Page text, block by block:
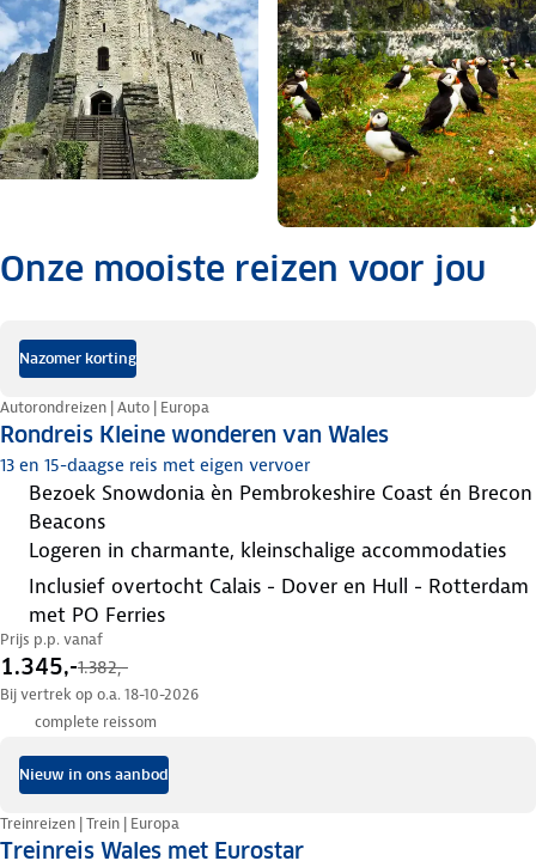
.Onze mooiste reizen voor jou
Nazomer korting
Rondreis Kleine wonderen van Wales
Autorondreizen | Auto | Europa
13 en 15-daagse reis met eigen vervoer
bezoek Snowdonia èn Pembrokeshire Coast én Brecon
Beacons
logeren in charmante, kleinschalige accommodaties
inclusief overtocht Calais - Dover en Hull - Rotterdam
met PO Ferries
Prijs p.p. vanaf
1.345,-1.382,-
Bij vertrek op o.a. 18-10-2026
complete reissom
Nieuw in ons aanbod
Treinreis Wales met Eurostar
Treinreizen | Trein | Europa